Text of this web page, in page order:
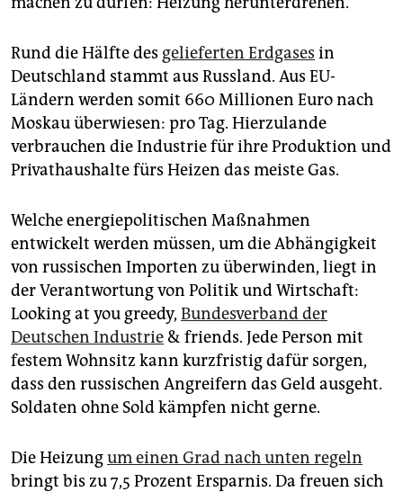
Rund die Hälfte des gelieferten Erdgases in
Deutschland stammt aus Russland. Aus EU-
Ländern werden somit 660 Millionen Euro nach
Moskau überwiesen: pro Tag. Hierzulande
verbrauchen die Industrie für ihre Produktion und
Privathaushalte fürs Heizen das meiste Gas.
Welche energiepolitischen Maßnahmen
entwickelt werden müssen, um die Abhängigkeit
von russischen Importen zu überwinden, liegt in
der Verantwortung von Politik und Wirtschaft:
Looking at you greedy, Bundesverband der
Deutschen Industrie & friends. Jede Person mit
festem Wohnsitz kann kurzfristig dafür sorgen,
dass den russischen Angreifern das Geld ausgeht.
Soldaten ohne Sold kämpfen nicht gerne.
Die Heizungum einen Grad nach unten regeln
bringt bis zu 7,5 Prozent Ersparnis. Da freuen sich